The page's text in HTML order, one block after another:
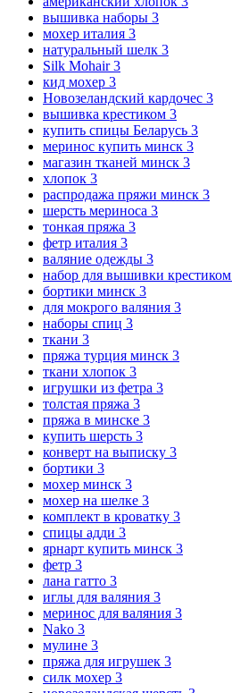
вышивка наборы 3
мохер италия 3
натуральный шелк 3
Silk Mohair3
кид мохер 3
Новозеландский кардочес 3
вышивка крестиком 3
купить спицы Беларусь 3
меринос купить минск 3
магазин тканей минск 3
хлопок 3
распродажа пряжи минск 3
шерсть мериноса 3
тонкая пряжа 3
фетр италия 3
валяние одежды 3
набор для вышивки крестиком
бортики минск 3
для мокрого валяния 3
наборы спиц 3
ткани 3
пряжа турция минск 3
ткани хлопок 3
игрушки из фетра 3
толстая пряжа 3
пряжа в минске 3
купить шерсть 3
конверт на выписку 3
бортики 3
мохер минск 3
мохер на шелке 3
комплект в кроватку 3
спицы адди 3
ярнарт купить минск 3
фетр 3
лана гатто 3
иглы для валяния 3
меринос для валяния 3
Nako 3
мулине 3
пряжа для игрушек 3
силк мохер 3